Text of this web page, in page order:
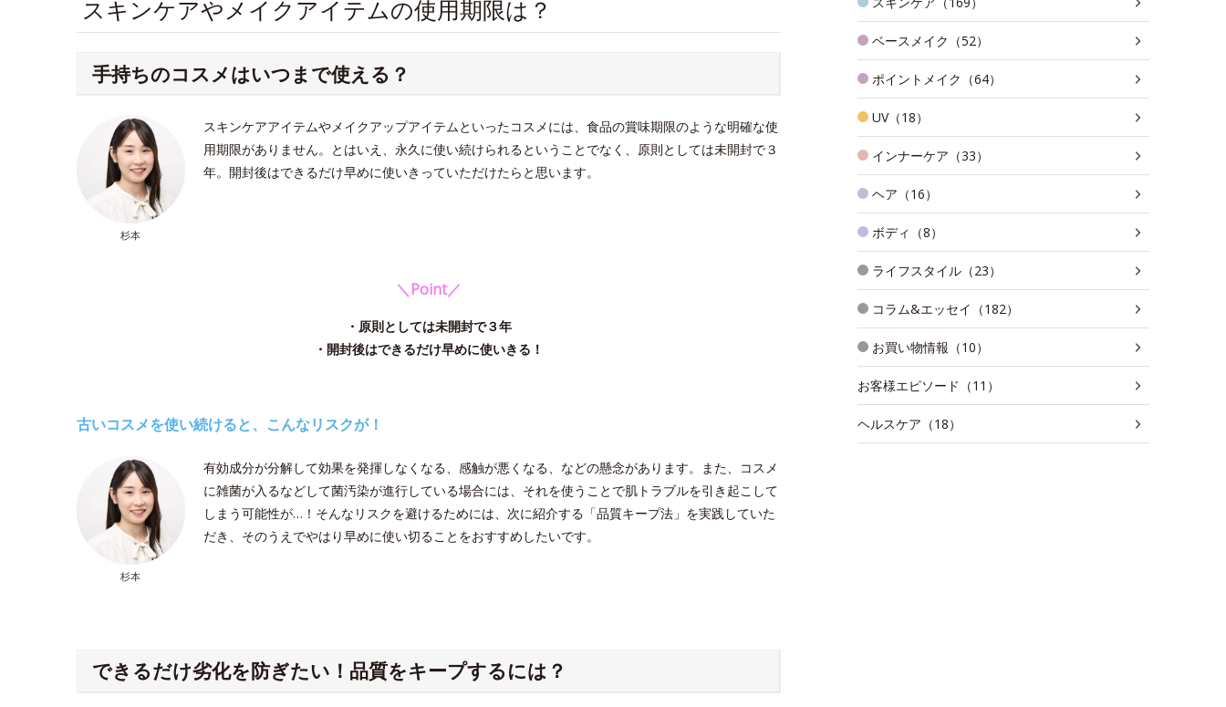
スキンケアやメイクアイテムの使用期限は？
手持ちのコスメはいつまで使える？
杉本
スキンケアアイテムやメイクアップアイテムといったコスメには、食品の賞味期限のような明確な使
用期限がありません。とはいえ、永久に使い続けられるということでなく、原則としては未開封で３
年。開封後はできるだけ早めに使いきっていただけたらと思います。
＼Point／
・原則としては未開封で３年
・開封後はできるだけ早めに使いきる！
古いコスメを使い続けると、こんなリスクが！
杉本
有効成分が分解して効果を発揮しなくなる、感触が悪くなる、などの懸念があります。また、コスメ
に雑菌が入るなどして菌汚染が進行している場合には、それを使うことで肌トラブルを引き起こして
しまう可能性が…！そんなリスクを避けるためには、次に紹介する「品質キープ法」を実践していた
だき、そのうえでやはり早めに使い切ることをおすすめしたいです。
できるだけ劣化を防ぎたい！品質をキープするには？
ベースメイク（52）
ポイントメイク（64）
UV（18）
インナーケア（33）
ヘア（16）
ボディ（8）
ライフスタイル（23）
コラム&エッセイ（182）
お買い物情報（10）
お客様エピソード（11）
ヘルスケア（18）